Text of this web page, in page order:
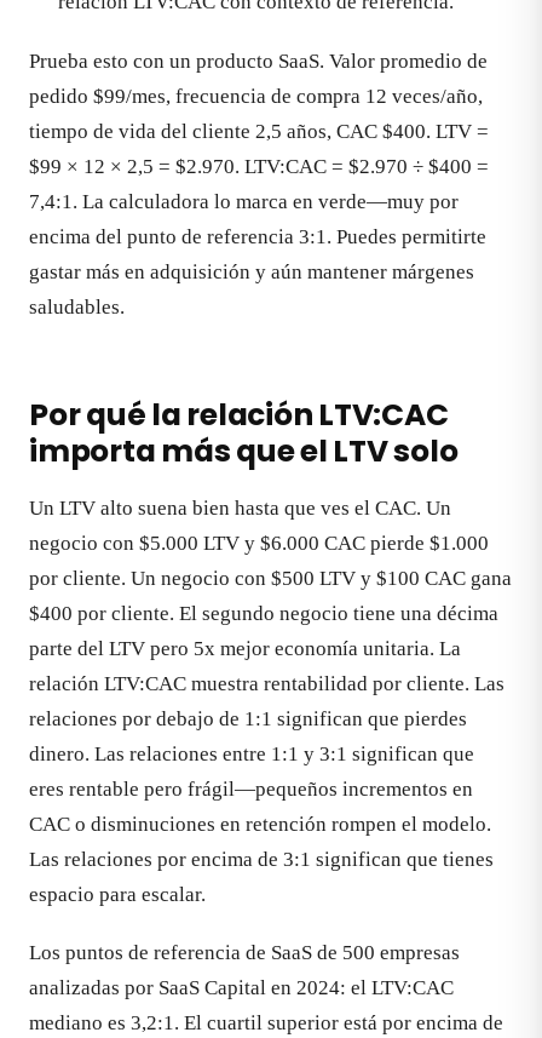
Prueba esto con un producto SaaS. Valor promedio de
pedido $99/mes, frecuencia de compra 12 veces/año,
tiempo de vida del cliente 2,5 años, CAC $400. LTV =
$99 × 12 × 2,5 = $2.970. LTV:CAC = $2.970 ÷ $400 =
7,4:1. La calculadora lo marca en verde—muy por
encima del punto de referencia 3:1. Puedes permitirte
gastar más en adquisición y aún mantener márgenes
saludables.
Por qué la relación LTV:CAC
importa más que el LTV solo
Un LTV alto suena bien hasta que ves el CAC. Un
negocio con $5.000 LTV y $6.000 CAC pierde $1.000
por cliente. Un negocio con $500 LTV y $100 CAC gana
$400 por cliente. El segundo negocio tiene una décima
parte del LTV pero 5x mejor economía unitaria. La
relación LTV:CAC muestra rentabilidad por cliente. Las
relaciones por debajo de 1:1 significan que pierdes
dinero. Las relaciones entre 1:1 y 3:1 significan que
eres rentable pero frágil—pequeños incrementos en
CAC o disminuciones en retención rompen el modelo.
Las relaciones por encima de 3:1 significan que tienes
espacio para escalar.
Los puntos de referencia de SaaS de 500 empresas
analizadas por SaaS Capital en 2024: el LTV:CAC
mediano es 3,2:1. El cuartil superior está por encima de